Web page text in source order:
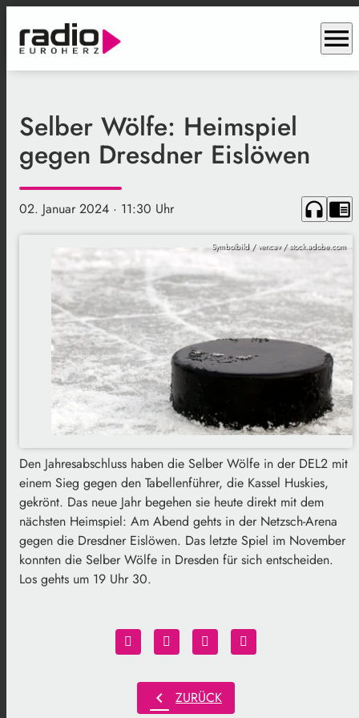
menu
Selber Wölfe: Heimspiel
gegen Dresdner Eislöwen
02. Januar 2024 · 11:30 Uhr headphones chrome_reader_mode
Symbolbild / vencav / stock.adobe.com
Den Jahresabschluss haben die Selber Wölfe in der DEL2 mit
einem Sieg gegen den Tabellenführer, die Kassel Huskies,
gekrönt. Das neue Jahr begehen sie heute direkt mit dem
nächsten Heimspiel: Am Abend gehts in der Netzsch-Arena
gegen die Dresdner Eislöwen. Das letzte Spiel im November
konnten die Selber Wölfe in Dresden für sich entscheiden.
Los gehts um 19 Uhr 30.
chevron_left ZURÜCK